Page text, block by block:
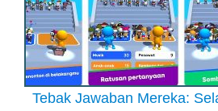
Tebak Jawaban Mereka: